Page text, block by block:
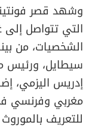
وشهد قصر
التي تتواصل إلى
الشخصيات، من
سيطايل، ورئيس
إدريس اليزمي،
مغربي وفرنسي
للتعريف